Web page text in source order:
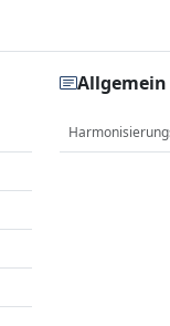
Allgemein